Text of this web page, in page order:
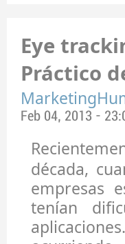
Eye
Práctico
Feb 04, 2013 -
década,
empresas
tenían